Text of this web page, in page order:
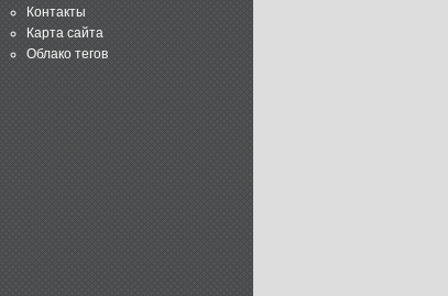
Контакты
Карта сайта
Облако тегов